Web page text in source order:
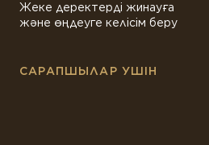
Жеке деректерді жинауға
және өңдеуге келісім беру
САРАПШЫЛАР УШІН